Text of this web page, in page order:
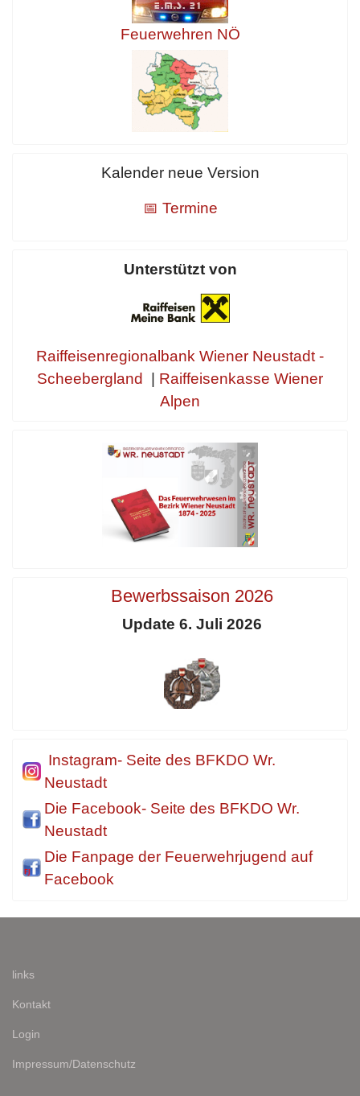
Feuerwehren NÖ
Kalender neue Version
📅 Termine
Unterstützt von
Raiffeisenregionalbank Wiener Neustadt -
Scheebergland
Raiffeisenkasse Wiener
Alpen
Bewerbssaison 2026
Update 6. Juli 2026
Instagram- Seite des BFKDO Wr.
Neustadt
Die Facebook- Seite des BFKDO Wr.
Neustadt
Die Fanpage der Feuerwehrjugend auf
Facebook
links
Kontakt
Login
Impressum/Datenschutz